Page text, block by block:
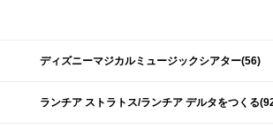
ディズニーマジカルミュージックシアター(56)
ランチア ストラトス/ランチア デルタをつくる